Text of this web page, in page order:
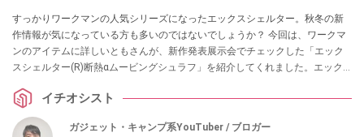
すっかりワークマンの人気シリーズになったエックスシェルター。秋冬の新
作情報が気になっている方も多いのではないでしょうか？ 今回は、ワークマ
ンのアイテムに詳しいともさんが、新作発表展示会でチェックした「エック
スシェルター(R)断熱αムービングシュラフ」を紹介してくれました。エック
さい。 イチオシスト
ガジェット・キャンプ系YouTuber / ブロガー